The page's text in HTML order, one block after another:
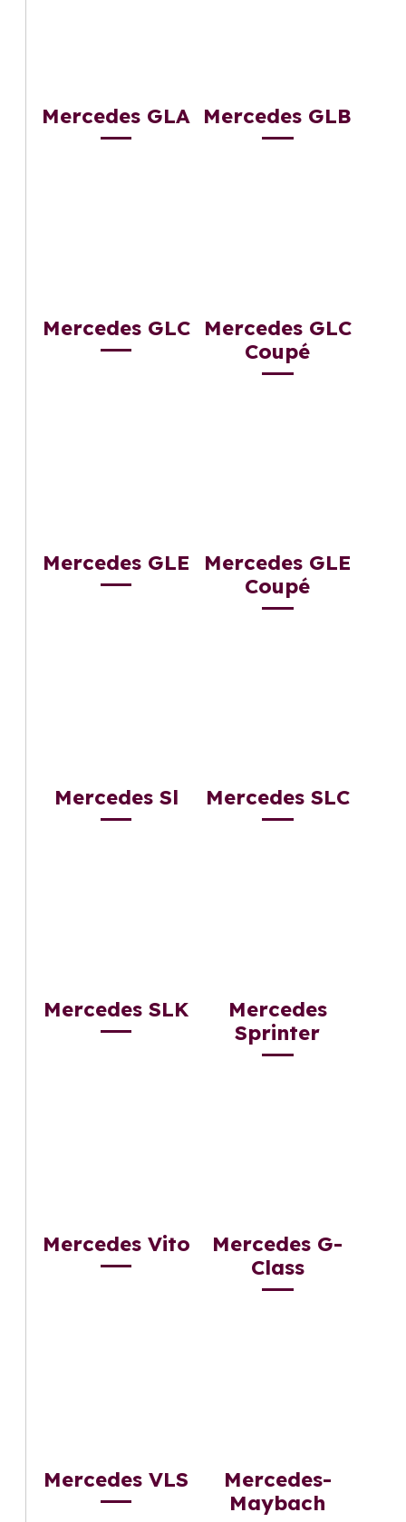
Mercedes GLA Mercedes GLB
Mercedes GLC
Mercedes GLC
Coupé
Mercedes GLE
Mercedes GLE
Coupé
Mercedes Sl Mercedes SLC
Mercedes SLK
Mercedes
Sprinter
Mercedes Vito
Mercedes G-
Class
Mercedes VLS
Mercedes-
Maybach